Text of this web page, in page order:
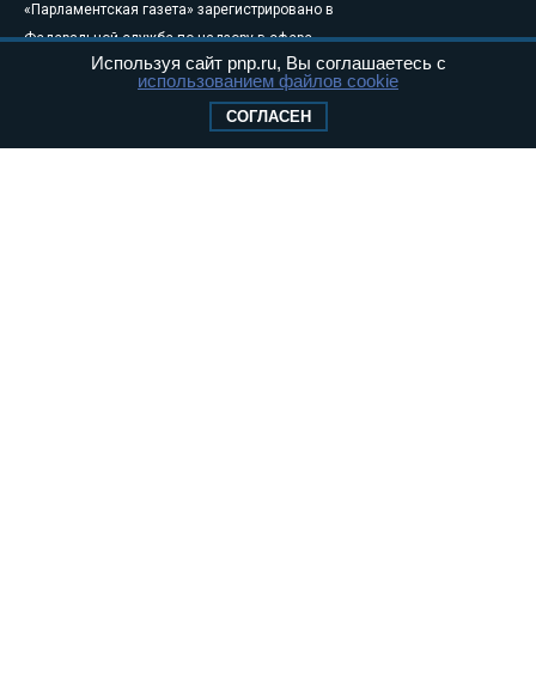
«Парламентская газета» зарегистрировано в
Федеральной службе по надзору в сфере
связи, информационных технологий и
массовых коммуникаций (Роскомнадзор) 05
Свидетельство о регистрации Эл № ФС77-
Используя сайт pnp.ru, Вы соглашаетесь с
использованием файлов cookie
СОГЛАСЕН